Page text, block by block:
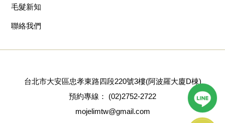
毛髮新知
聯絡我們
台北市大安區忠孝東路四段220號3樓(阿波羅大廈D棟)
預約專線：
(02)2752-2722
mojelimtw@gmail.com